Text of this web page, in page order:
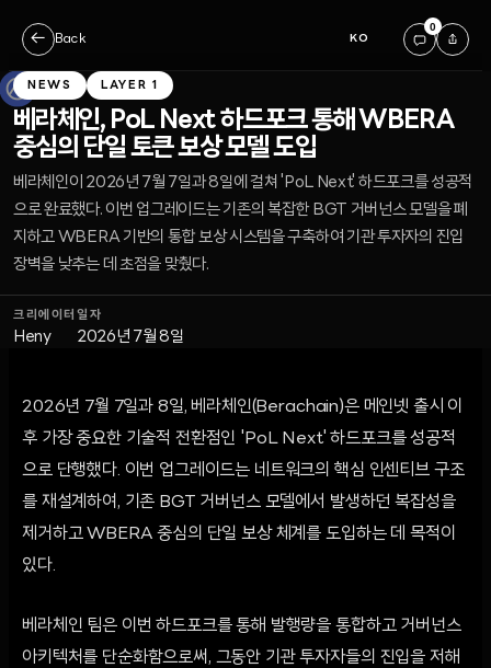
← Back KO
0
NEWS LAYER 1
베라체인, PoL Next 하드포크 통해 WBERA
중심의 단일 토큰 보상 모델 도입
베라체인이 2026년 7월 7일과 8일에 걸쳐 'PoL Next' 하드포크를 성공적
으로 완료했다. 이번 업그레이드는 기존의 복잡한 BGT 거버넌스 모델을 폐
지하고 WBERA 기반의 통합 보상 시스템을 구축하여 기관 투자자의 진입
장벽을 낮추는 데 초점을 맞췄다.
크리에이터
Heny
일자
2026년 7월 8일
2026년 7월 7일과 8일, 베라체인(Berachain)은 메인넷 출시 이
후 가장 중요한 기술적 전환점인 'PoL Next' 하드포크를 성공적
으로 단행했다. 이번 업그레이드는 네트워크의 핵심 인센티브 구조
를 재설계하여, 기존 BGT 거버넌스 모델에서 발생하던 복잡성을
제거하고 WBERA 중심의 단일 보상 체계를 도입하는 데 목적이
있다.
베라체인 팀은 이번 하드포크를 통해 발행량을 통합하고 거버넌스
아키텍처를 단순화함으로써, 그동안 기관 투자자들의 진입을 저해